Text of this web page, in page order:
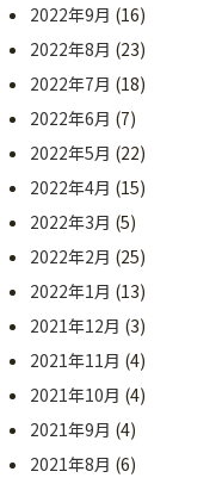
2022年9月 (16)
2022年8月 (23)
2022年7月 (18)
2022年6月 (7)
2022年5月 (22)
2022年4月 (15)
2022年3月 (5)
2022年2月 (25)
2022年1月 (13)
2021年12月 (3)
2021年11月 (4)
2021年10月 (4)
2021年9月 (4)
2021年8月 (6)